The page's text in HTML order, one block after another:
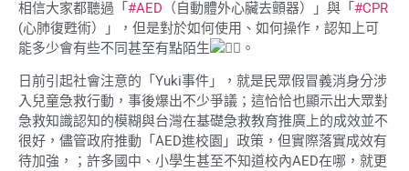
相信大家都聽過「 #AED （自動體外心臟去顫器）」與「 #CPR
(心肺復甦術）」，但是對於如何使用、如何操作，認知上可
能多少會有些不同甚至有點陌生
。
日前引起社會注意的「Yuki事件」，就是民眾假冒義消身分涉
入兒童急救行動，事後爆出不少爭議；這恰恰也顯示出大眾對
急救知識認知的模糊與台灣在基礎急救教育推廣上的成效並不
很好，儘管政府推動「AED進校園」政策，但實際落實成效有
待加強，；許多國中、小學生甚至不知道校內AED在哪，就更